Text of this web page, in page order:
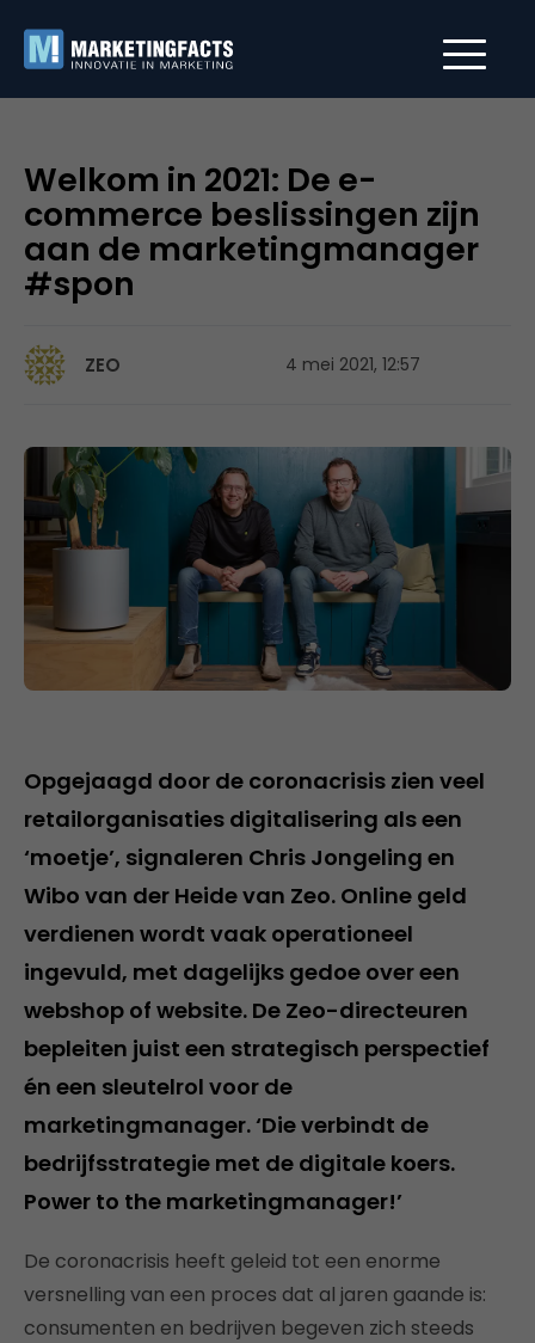
Welkom in 2021: De e-
commerce beslissingen zijn
aan de marketingmanager
#spon
ZEO 4 mei 2021, 12:57
Opgejaagd door de coronacrisis zien veel
retailorganisaties digitalisering als een
‘moetje’, signaleren Chris Jongeling en
Wibo van der Heide van Zeo. Online geld
verdienen wordt vaak operationeel
ingevuld, met dagelijks gedoe over een
webshop of website. De Zeo-directeuren
bepleiten juist een strategisch perspectief
én een sleutelrol voor de
marketingmanager. ‘Die verbindt de
bedrijfsstrategie met de digitale koers.
Power to the marketingmanager!’
De coronacrisis heeft geleid tot een enorme
versnelling van een proces dat al jaren gaande is:
consumenten en bedrijven begeven zich steeds